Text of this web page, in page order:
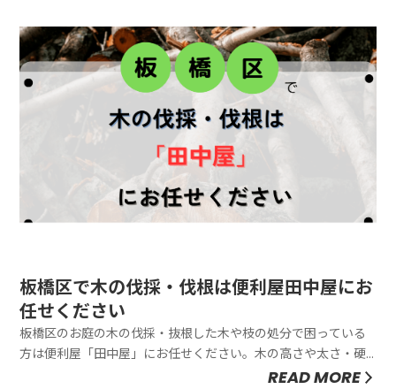
お任せください。草刈りは1時間3,300円～、草むしりは1時間
4,400円～...
板橋区で木の伐採・伐根は便利屋田中屋にお
任せください
板橋区のお庭の木の伐採・抜根した木や枝の処分で困っている
方は便利屋「田中屋」にお任せください。木の高さや太さ・硬
さ等により費用は変動しますが、目安は以下のようになりま
READ MORE